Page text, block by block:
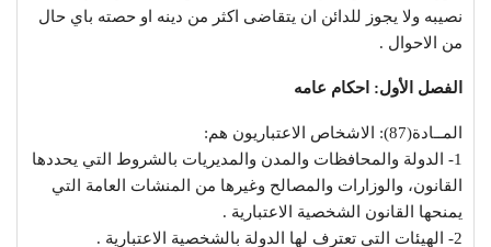
نصيبه ولا يجوز للدائن ان يتقاضى اكثر من دينه او حصته باي حال
من الاحوال .
الفصل الأول: احكام عامه
المــادة(87): الاشخاص الاعتباريون هم:
1- الدولة والمحافظات والمدن والمديريات بالشروط التي يحددها
القانون، والوزارات والمصالح وغيرها من المنشات العامة التي
يمنحها القانون الشخصية الاعتبارية .
2- الهيئات التي تعترف لها الدولة بالشخصية الاعتبارية .